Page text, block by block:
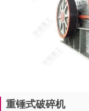
重锤式破碎机